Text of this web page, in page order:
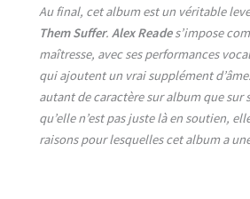
Au final, cet album est un véritable
Them Suffer.Alex Reades’impose
maîtresse, avec ses performances
qui ajoutent un vrai supplément
autant de caractère sur album que sur
qu’elle n’est pas juste là en soutien,
raisons pour lesquelles cet album a